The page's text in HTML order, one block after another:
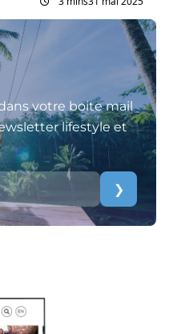
votre boite mail
lifestyle et
❯